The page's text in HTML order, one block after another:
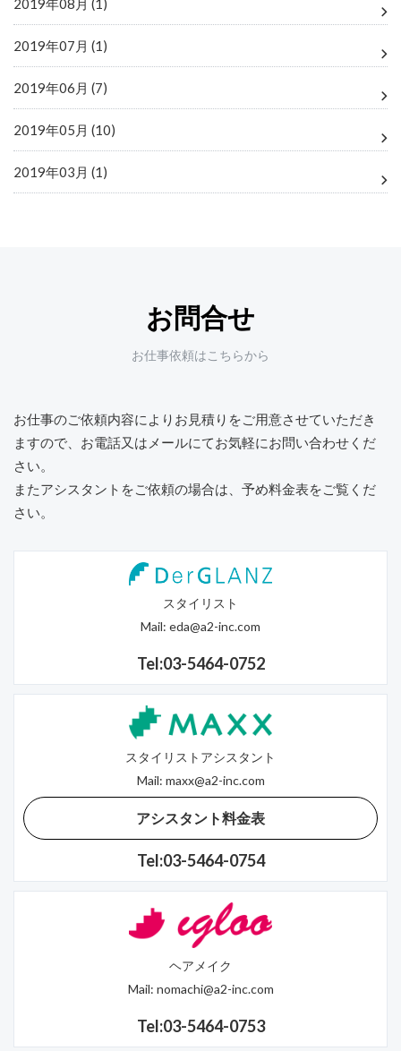
2019年08月 (1)
2019年07月 (1)
2019年06月 (7)
2019年05月 (10)
2019年03月 (1)
お問合せ
お仕事依頼はこちらから
お仕事のご依頼内容によりお見積りをご用意させていただき
ますので、 お電話又はメールにてお気軽にお問い合わせくだ
さい。
またアシスタントをご依頼の場合は、予め料金表をご覧くだ
さい。
スタイリスト
Mail: eda@a2-inc.com
Tel:03-5464-0752
スタイリストアシスタント
Mail: maxx@a2-inc.com
アシスタント料金表
Tel:03-5464-0754
ヘアメイク
Mail: nomachi@a2-inc.com
Tel:03-5464-0753